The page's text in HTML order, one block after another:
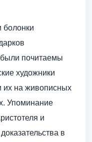
болонки
почитаемы
художники
их на живописных
Упоминание
и
в